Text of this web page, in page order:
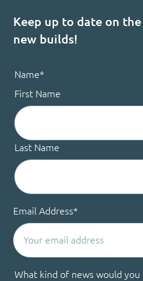
Keep up to date on
new builds!
Name*
First Name
Last Name
Email Address*
What kind of news would you